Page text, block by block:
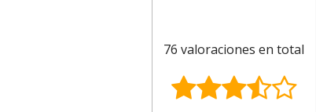
76 valoraciones en total